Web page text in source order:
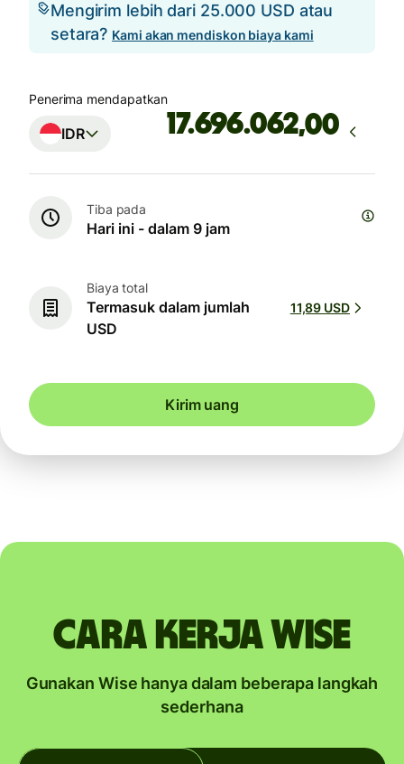
Mengirim lebih dari 25.000 USD atau
setara? Kami akan mendiskon biaya kami
Penerima mendapatkan
IDR ,00
Tiba pada
Hari ini - dalam 9 jam
Biaya total
Termasuk dalam jumlah
USD
11,89 USD
Kirim uang
Cara kerja Wise
Gunakan Wise hanya dalam beberapa langkah
sederhana